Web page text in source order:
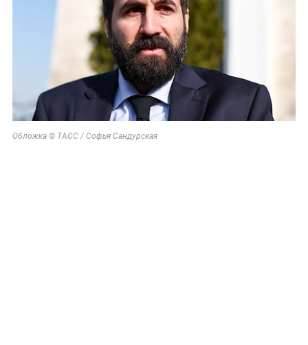
Обложка © ТАСС / Софья Сандурская